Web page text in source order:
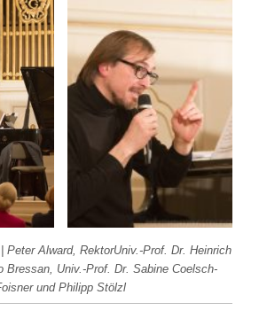
Alward, RektorUniv.-Prof. Dr. Heinrich
Bressan, Univ.-Prof. Dr. Sabine Coelsch-
und Philipp Stölzl